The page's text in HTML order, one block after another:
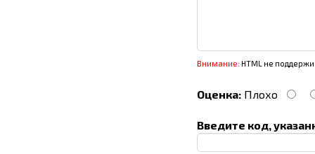
Внимание: HTML не
Оценка: Плохо
Введите код,